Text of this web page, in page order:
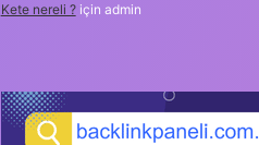
Kete nereli ?için admin